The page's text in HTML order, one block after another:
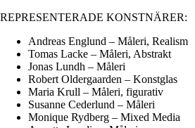
REPRESENTERADE KONSTNÄRER:
Andreas Englund – Måleri, Realism
Tomas Lacke – Måleri, Abstrakt
Jonas Lundh – Måleri
Robert Oldergaarden – Konstglas
Maria Krull – Måleri, figurativ
Susanne Cederlund – Måleri
Monique Rydberg – Mixed Media